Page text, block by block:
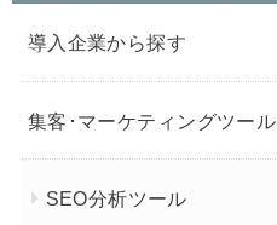
導入企業から探す
集客･マーケティングツール
SEO分析ツール